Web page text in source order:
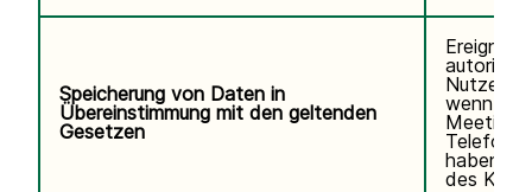
Speicherung von Daten in
Übereinstimmung mit den geltenden
Gesetzen
wenn Sie
haben.
des